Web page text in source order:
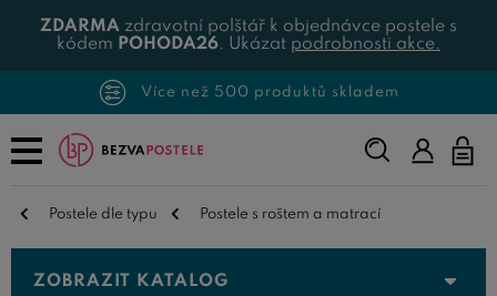
ZDARMA zdravotní polštář k objednávce postele s
kódem POHODA26. Ukázat podrobnosti akce.
Více než 500 produktů skladem
Napište,
co
Postele dle typu Postele s roštem a matrací
ZOBRAZIT KATALOG